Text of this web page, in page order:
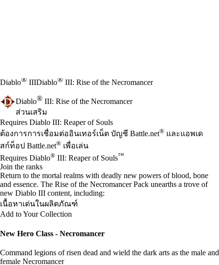
Diablo® IIIDiablo® III: Rise of the Necromancer
Diablo® III: Rise of the Necromancer
ส่วนเสริม
Product Notification
Requires Diablo III: Reaper of Souls
ราคา
Available actions
ต้องการการเชื่อมต่ออินเทอร์เน็ต บัญชี Battle.net® และแอพเด
สก์ท็อป Battle.net® เพื่อเล่น
Requires Diablo® III: Reaper of Souls™
Join the ranks
Return to the mortal realms with deadly new powers of blood, bone
and essence. The Rise of the Necromancer Pack unearths a trove of
new Diablo III content, including:
เนื้อหาเด่นในผลิตภัณฑ์
Add to Your Collection
New Hero Class - Necromancer
Command legions of risen dead and wield the dark arts as the male and
female Necromancer